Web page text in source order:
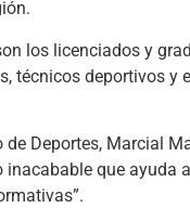
los licenciados y
técnicos deportivos
de Deportes, Marcial
inacabable que